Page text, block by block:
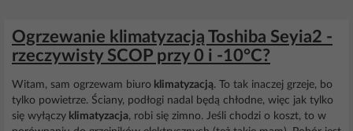
Ogrzewanie klimatyzacją Toshiba Seyia2 -
rzeczywisty SCOP przy 0 i -10°C?
Witam, sam ogrzewam biuro klimatyzacją. To tak inaczej grzeje, bo
tylko powietrze. Ściany, podłogi nadal będą chłodne, więc jak tylko
się wyłączy klimatyzacja, robi się zimno. Jeśli chodzi o koszt, to w